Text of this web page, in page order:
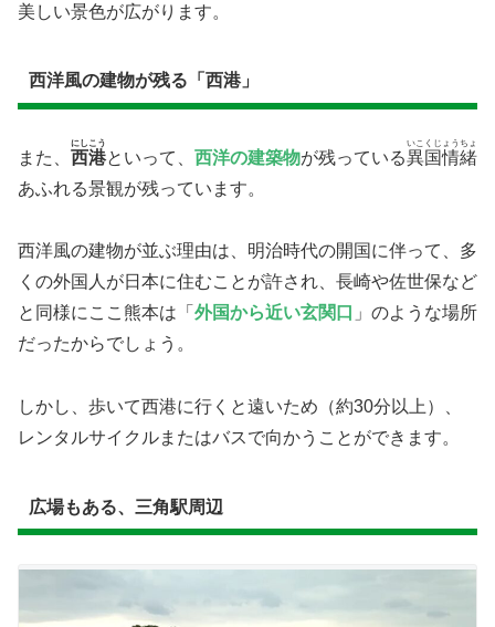
美しい景色が広がります。
西洋風の建物が残る「西港」
また、 西港
にしこう
といって、 西洋の建築物が残っている異国情緒
いこくじょうちょ
あふれる景観が残っています。
西洋風の建物が並ぶ理由は、明治時代の開国に伴って、多
くの外国人が日本に住むことが許され、長崎や佐世保など
と同様にここ熊本は「 外国から近い玄関口 」のような場所
だったからでしょう。
しかし、歩いて西港に行くと遠いため（約30分以上）、
レンタルサイクルまたはバスで向かうことができます。
広場もある、三角駅周辺